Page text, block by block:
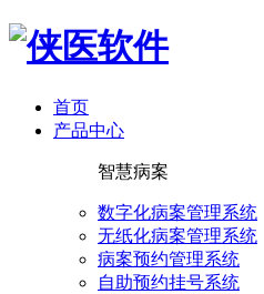
首页
产品中心
智慧病案
数字化病案管理系统
无纸化病案管理系统
病案预约管理系统
自助预约挂号系统